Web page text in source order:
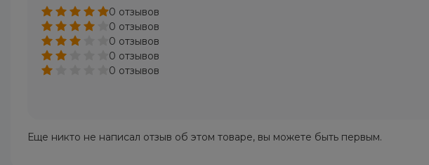
0 отзывов
0 отзывов
0 отзывов
0 отзывов
0 отзывов
Еще никто не написал отзыв об этом товаре, вы можете быть первым.